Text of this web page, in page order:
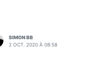
SIMON BB
2 OCT. 2020 À 08:58